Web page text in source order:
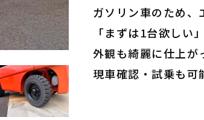
ガソリン車のため、
「まずは1台欲しい
外観も綺麗に仕上が
現車確認・試乗も可